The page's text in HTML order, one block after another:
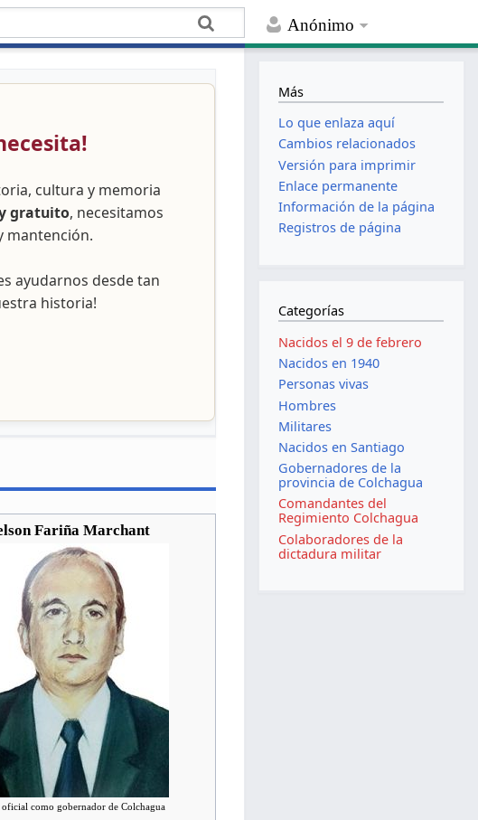
Anónimo
cultura y memoria
gratuito, necesitamos
mantención.
ayudarnos desde tan
historia!
Fariña Marchant
oficial como gobernador de Colchagua
Más
Lo que enlaza aquí
Cambios relacionados
Versión para imprimir
Enlace permanente
Información de la página
Registros de página
Categorías
Nacidos el 9 de febrero
Nacidos en 1940
Personas vivas
Hombres
Militares
Nacidos en Santiago
Gobernadores de la
provincia de Colchagua
Comandantes del
Regimiento Colchagua
Colaboradores de la
dictadura militar